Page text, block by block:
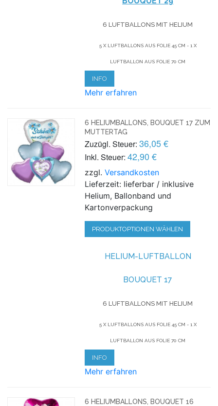
6 LUFTBALLONS MIT HELIUM
5 X LUFTBALLONS AUS FOLIE 45 CM - 1 X
LUFTBALLON AUS FOLIE 70 CM
INFO
Mehr erfahren
6 HELIUMBALLONS, BOUQUET 17 ZUM
MUTTERTAG
Zuzügl. Steuer: 36,05 €
Inkl. Steuer: 42,90 €
zzgl.Versandkosten
Lieferzeit: lieferbar / inklusive
Helium, Ballonband und
Kartonverpackung
PRODUKTOPTIONEN WÄHLEN
HELIUM-LUFTBALLON
BOUQUET 17
6 LUFTBALLONS MIT HELIUM
5 X LUFTBALLONS AUS FOLIE 45 CM - 1 X
LUFTBALLON AUS FOLIE 70 CM
INFO
Mehr erfahren
6 HELIUMBALLONS, BOUQUET 16